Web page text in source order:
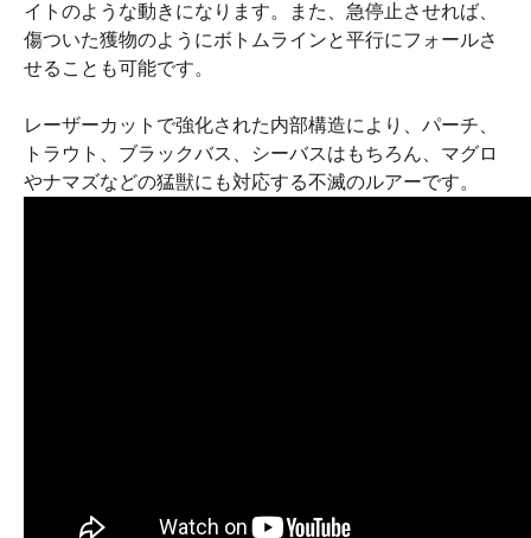
イトのような動きになります。また、急停止させれば、
傷ついた獲物のようにボトムラインと平行にフォールさ
せることも可能です。
レーザーカットで強化された内部構造により、パーチ、
トラウト、ブラックバス、シーバスはもちろん、マグロ
やナマズなどの猛獣にも対応する不滅のルアーです。